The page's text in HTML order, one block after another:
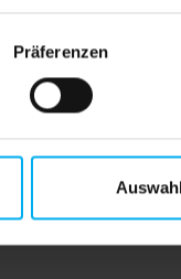
Präferenzen